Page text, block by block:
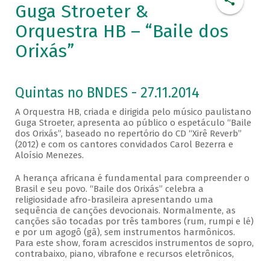
Guga Stroeter &
Orquestra HB – “Baile dos
Orixás”
Quintas no BNDES - 27.11.2014
A Orquestra HB, criada e dirigida pelo músico paulistano
Guga Stroeter, apresenta ao público o espetáculo “Baile
dos Orixás”, baseado no repertório do CD “Xirê Reverb”
(2012) e com os cantores convidados Carol Bezerra e
Aloísio Menezes.
A herança africana é fundamental para compreender o
Brasil e seu povo. “Baile dos Orixás” celebra a
religiosidade afro-brasileira apresentando uma
sequência de canções devocionais. Normalmente, as
canções são tocadas por três tambores (rum, rumpi e lé)
e por um agogô (gã), sem instrumentos harmônicos.
Para este show, foram acrescidos instrumentos de sopro,
contrabaixo, piano, vibrafone e recursos eletrônicos,